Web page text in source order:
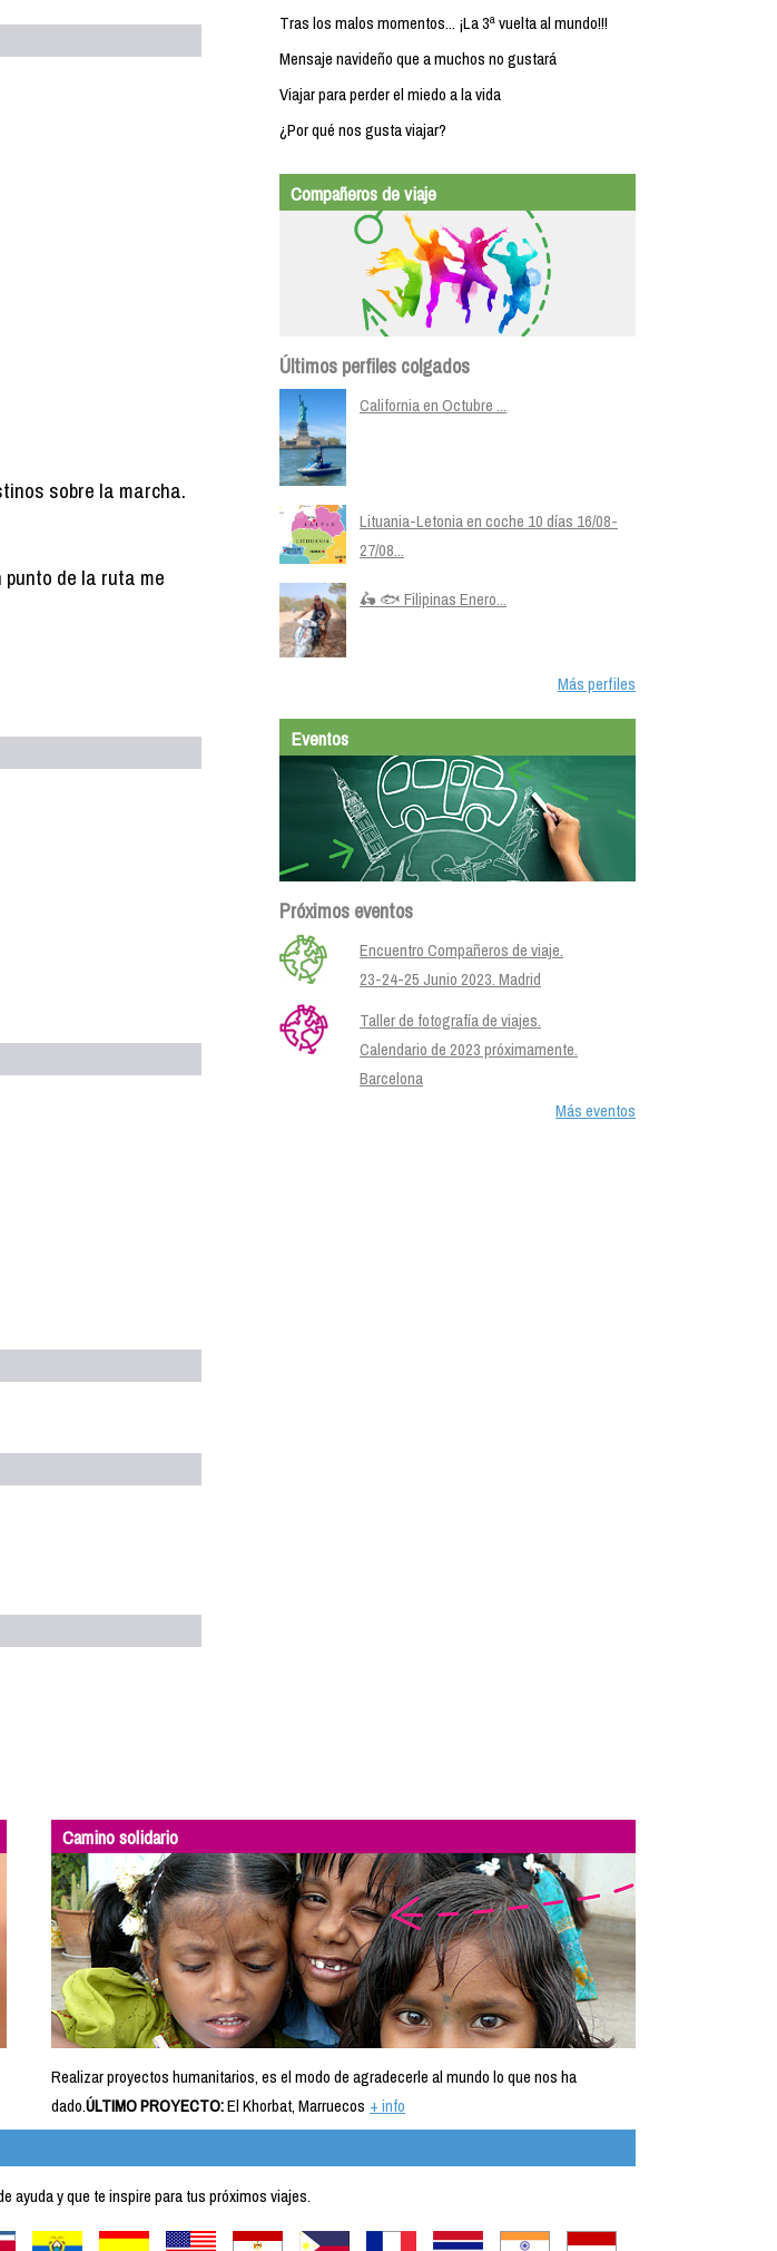
sobre la marcha.
de la ruta me
Tras los malos momentos... ¡La 3ª vuelta al mundo!!!
Mensaje navideño que a muchos no gustará
Viajar para perder el miedo a la vida
¿Por qué nos gusta viajar?
Compañeros de viaje
Últimos perfiles colgados
California en Octubre ...
Lituania-Letonia en coche 10 días 16/08-
27/08...
🛵 🐟 Filipinas Enero...
Más perfiles
Eventos
Próximos eventos
Encuentro Compañeros de viaje.
23-24-25 Junio 2023. Madrid
Taller de fotografía de viajes.
Calendario de 2023 próximamente.
Barcelona
Más eventos
Camino solidario
Realizar proyectos humanitarios, es el modo de agradecerle al mundo lo que nos ha
dado.ÚLTIMO PROYECTO:El Khorbat, Marruecos + info
ayuda y que te inspire para tus próximos viajes.